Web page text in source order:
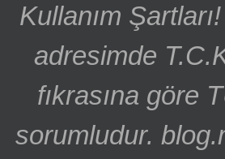
Kullanım
adresimde
fıkrasına göre
sorumludur.